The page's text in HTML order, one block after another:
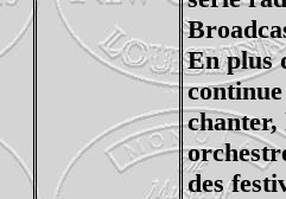
En plus
chanter,
des